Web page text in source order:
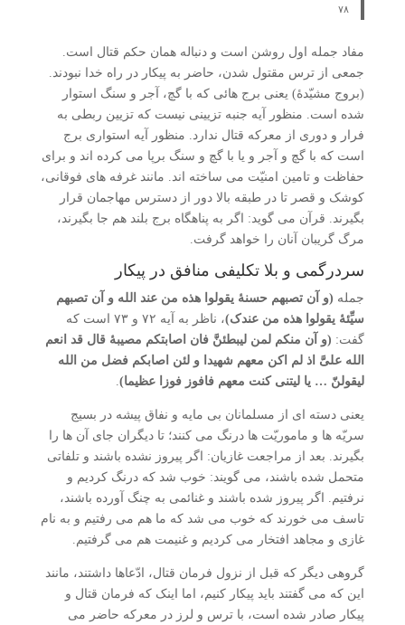
۷۸
مفاد جمله اول روشن است و دنباله همان حکم قتال است.
جمعی از ترس مقتول شدن، حاضر به پیکار در راه خدا نبودند.
(بروج مشیّدۀ) یعنی برج هائی که با گچ، آجر و سنگ استوار
شده است. منظور آیه جنبه تزیینی نیست که تزیین ربطی به
فرار و دوری از معرکه قتال ندارد. منظور آیه استواری برج
است که با گچ و آجر و یا با گچ و سنگ برپا می کرده اند و برای
حفاظت و تامین امنیّت می ساخته اند. مانند غرفه های فوقانی،
کوشک و قصر تا در طبقه بالا دور از دسترس مهاجمان قرار
بگیرند. قرآن می گوید: اگر به پناهگاه برج بلند هم جا بگیرند،
مرگ گریبان آنان را خواهد گرفت.
سردرگمی و بلا تکلیفی منافق در پیکار
جمله (و آن تصبهم حسنۀ یقولوا هذه من عند الله و آن تصبهم
سیِّئۀ یقولوا هذه من عندک)
، ناظر به آیه ۷۲ و ۷۳ است که
گفت: (و آن منکم لمن لیبطئنَّ فان اصابتکم مصیبۀ قال قد انعم
الله علیَّ اذ لم اکن معهم شهیدا و لئن اصابکم فضل من الله
لیقولنّ … یا لیتنی کنت معهم فافوز فوزا عظیما).
یعنی دسته ای از مسلمانان بی مایه و نفاق پیشه در بسیج
سریّه ها و ماموریّت ها درنگ می کنند؛ تا دیگران جای آن ها را
بگیرند. بعد از مراجعت غازیان: اگر پیروز نشده باشند و تلفاتی
متحمل شده باشند، می گویند: خوب شد که درنگ کردیم و
نرفتیم. اگر پیروز شده باشند و غنائمی به چنگ آورده باشند،
تاسف می خورند که خوب می شد که ما هم می رفتیم و به نام
غازی و مجاهد افتخار می کردیم و غنیمت هم می گرفتیم.
گروهی دیگر که قبل از نزول فرمان قتال، ادّعاها داشتند، مانند
این که می گفتند باید پیکار کنیم، اما اینک که فرمان قتال و
پیکار صادر شده است، با ترس و لرز در معرکه حاضر می